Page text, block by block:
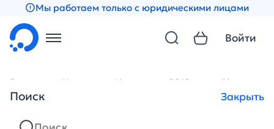
Мы работаем только с юридическими лицами
Поиск Закрыть
Войти
Главная Новости Новости за 2012 год На старт,